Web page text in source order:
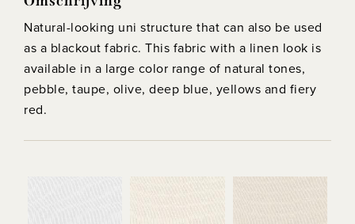
Natural-looking uni structure that can also be used
as a blackout fabric. This fabric with a linen look is
available in a large color range of natural tones,
pebble, taupe, olive, deep blue, yellows and fiery
red.